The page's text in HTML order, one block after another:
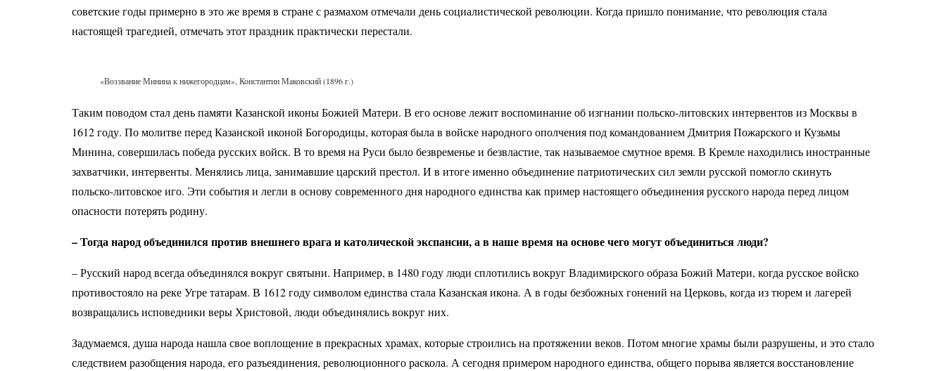
советские годы примерно в это же время в стране с размахом отмечали день социалистической революции. Когда пришло понимание, что революция стала
настоящей трагедией, отмечать этот праздник практически перестали.
«Воззвание Минина к нижегородцам», Константин Маковский (1896 г.)
Таким поводом стал день памяти Казанской иконы Божией Матери. В его основе лежит воспоминание об изгнании польско-литовских интервентов из Москвы в
1612 году. По молитве перед Казанской иконой Богородицы, которая была в войске народного ополчения под командованием Дмитрия Пожарского и Кузьмы
Минина, совершилась победа русских войск. В то время на Руси было безвременье и безвластие, так называемое смутное время. В Кремле находились иностранные
захватчики, интервенты. Менялись лица, занимавшие царский престол. И в итоге именно объединение патриотических сил земли русской помогло скинуть
польско-литовское иго. Эти события и легли в основу современного дня народного единства как пример настоящего объединения русского народа перед лицом
опасности потерять родину.
– Тогда народ объединился против внешнего врага и католической экспансии, а в наше время на основе чего могут объединиться люди?
– Русский народ всегда объединялся вокруг святыни. Например, в 1480 году люди сплотились вокруг Владимирского образа Божий Матери, когда русское войско
противостояло на реке Угре татарам. В 1612 году символом единства стала Казанская икона. А в годы безбожных гонений на Церковь, когда из тюрем и лагерей
возвращались исповедники веры Христовой, люди объединялись вокруг них.
Задумаемся, душа народа нашла свое воплощение в прекрасных храмах, которые строились на протяжении веков. Потом многие храмы были разрушены, и это стало
следствием разобщения народа, его разъеядинения, революционного раскола. А сегодня примером народного единства, общего порыва является восстановление